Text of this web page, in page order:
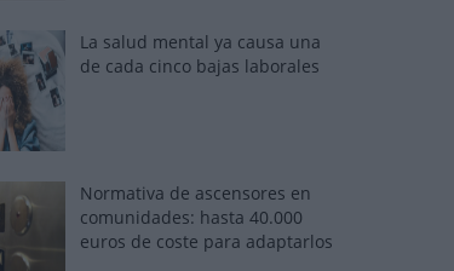
La salud mental ya causa una
de cada cinco bajas laborales
Normativa de ascensores en
comunidades: hasta 40.000
euros de coste para adaptarlos